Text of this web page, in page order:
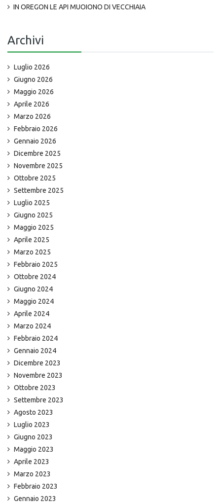
IN OREGON LE API MUOIONO DI VECCHIAIA
Archivi
Luglio 2026
Giugno 2026
Maggio 2026
Aprile 2026
Marzo 2026
Febbraio 2026
Gennaio 2026
Dicembre 2025
Novembre 2025
Ottobre 2025
Settembre 2025
Luglio 2025
Giugno 2025
Maggio 2025
Aprile 2025
Marzo 2025
Febbraio 2025
Ottobre 2024
Giugno 2024
Maggio 2024
Aprile 2024
Marzo 2024
Febbraio 2024
Gennaio 2024
Dicembre 2023
Novembre 2023
Ottobre 2023
Settembre 2023
Agosto 2023
Luglio 2023
Giugno 2023
Maggio 2023
Aprile 2023
Marzo 2023
Febbraio 2023
Gennaio 2023